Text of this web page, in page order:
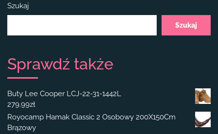
Szukaj
Szukaj
Sprawdź także
Buty Lee Cooper LCJ-22-31-1442L
279.99zł
Royocamp Hamak Classic 2 Osobowy 200X150Cm
Brązowy